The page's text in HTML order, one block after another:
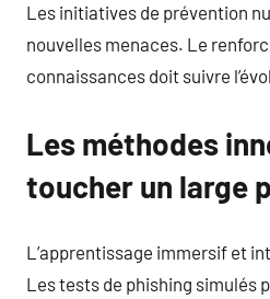
Les initiatives de prévention
nouvelles menaces. Le
connaissances doit suivre
Les méthodes
toucher un large
L’apprentissage immersif et
Les tests de phishing simulés